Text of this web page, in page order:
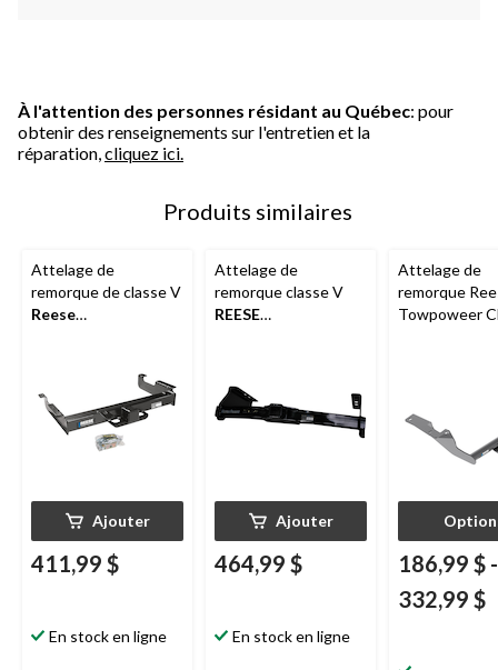
À l'attention des personnes résidant au Québec: pour
obtenir des renseignements sur l'entretien et la
réparation, cliquez ici.
Produits similaires
Attelage de
remorque de classe V
Reese
2,5 po, sur mesure
Ajouter
411,99 $
En stock en ligne
Attelage de
remorque classe V
REESE
Ajouter
464,99 $
En stock en ligne
Attelage de
remorque
Towpoweer
186,99 $ -
332,99 $